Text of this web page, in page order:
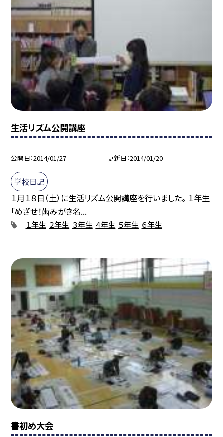
生活リズム公開講座
公開日 2014/01/27 更新日 2014/01/20
学校日記
１月１８日（土）に生活リズム公開講座を行いました。 １年生
「めざせ！歯みがき名...
１年生 ２年生 ３年生 ４年生 ５年生 ６年生
書初め大会